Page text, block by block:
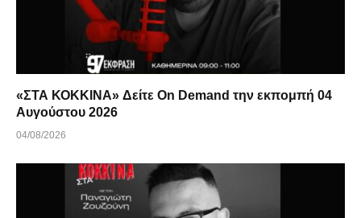
«ΣΤΑ ΚΟΚΚΙΝΑ» Δείτε On Demand την εκπομπή 04
Αυγούστου 2026
04/08/2026